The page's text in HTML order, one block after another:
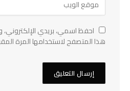
احفظ اسمي، بريدي
هذا المتصفح لاستخدامها المرة